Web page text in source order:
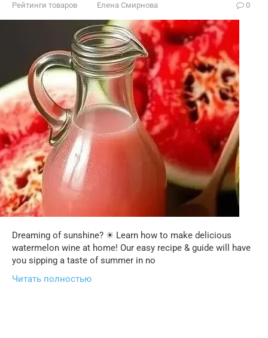
Рейтинги товаров Елена Смирнова 0
Dreaming of sunshine? ☀ Learn how to make delicious
watermelon wine at home! Our easy recipe & guide will have
you sipping a taste of summer in no
Читать полностью